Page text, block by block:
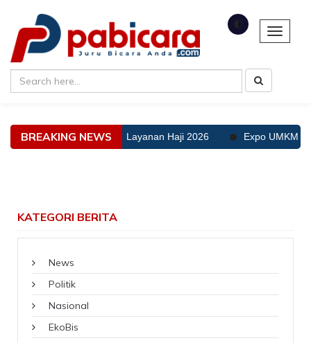
Toggle
BREAKING NEWS
Toleransi Kekurangan Layanan Haji 2026 Expo UMKM
KATEGORI BERITA
News
Politik
Nasional
EkoBis